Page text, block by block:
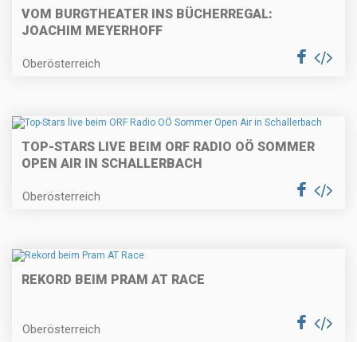
VOM BURGTHEATER INS BÜCHERREGAL:
JOACHIM MEYERHOFF
Oberösterreich
TOP-STARS LIVE BEIM ORF RADIO OÖ SOMMER
OPEN AIR IN SCHALLERBACH
Oberösterreich
REKORD BEIM PRAM AT RACE
Oberösterreich